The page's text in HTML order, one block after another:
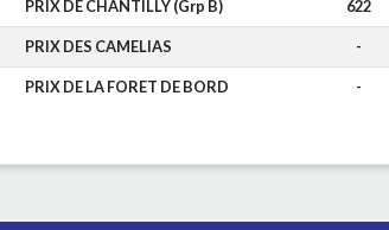
PRIX DE CHANTILLY (Grp B) 622
PRIX DES CAMELIAS -
PRIX DE LA FORET DE BORD -